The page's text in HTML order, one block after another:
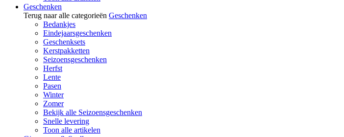
Geschenken
Terug naar alle categorieën Geschenken
Bedankjes
Eindejaarsgeschenken
Geschenksets
Kerstpakketten
Seizoensgeschenken
Herfst
Lente
Pasen
Winter
Zomer
Bekijk alle Seizoensgeschenken
Snelle levering
Toon alle artikelen